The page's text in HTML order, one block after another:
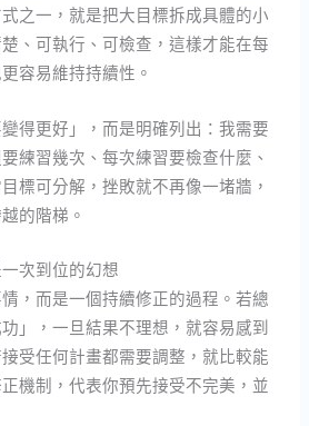
之一，就是把大目標拆成具體的小
、可執行、可檢查，這樣才能在每
容易維持持續性。
得更好」，而是明確列出：我需要
練習幾次、每次練習要檢查什麼、
標可分解，挫敗就不再像一堵牆，
的階梯。
次到位的幻想
，而是一個持續修正的過程。若總
」，一旦結果不理想，就容易感到
受任何計畫都需要調整，就比較能
機制，代表你預先接受不完美，並